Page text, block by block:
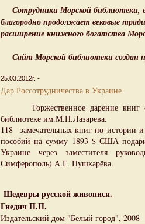
Сотрудники Морской библиотеки,
благородно продолжает вековые
расширение книжного богатства
Сайт Морской библиотеки
25.03.2012г. -
Дар Россотрудничества в Украине
Торжественное дарение книг
библиотеке им.М.П.Лазарева.
118 замечательных книг по истории
пособий на сумму 1893 $ США
Украине через заместителя
Симферополь) А.Г. Пушкарёва.
Шедевры русской живописи.
Гнедич П.П.
Издательский дом "Белый город", 2008